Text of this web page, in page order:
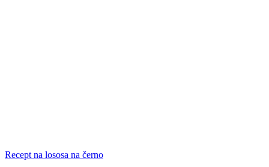
Recept na lososa na černo